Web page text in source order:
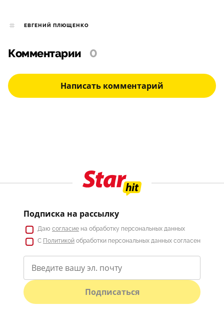
ЕВГЕНИЙ ПЛЮЩЕНКО
Комментарии 0
Написать комментарий
Подписка на рассылку
Даю согласие на обработку персональных данных
С Политикой обработки персональных данных согласен
Подписаться